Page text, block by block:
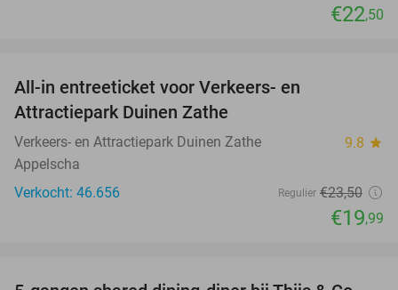
€22,50
All-in entreeticket voor Verkeers- en
Attractiepark Duinen Zathe
Verkeers- en Attractiepark Duinen Zathe 9.8 star
Appelscha
Verkocht: 46.656
Regulier €23,50
€19,99